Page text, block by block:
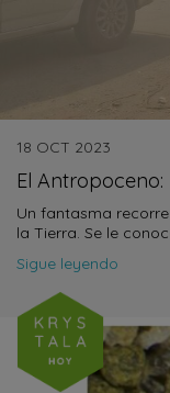
18 OCT 2023
El
Un fantasma
la Tierra. Se le
Sigue leyendo